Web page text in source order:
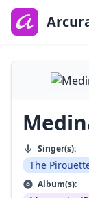
main
content
Singer(s):
The
Album(s):